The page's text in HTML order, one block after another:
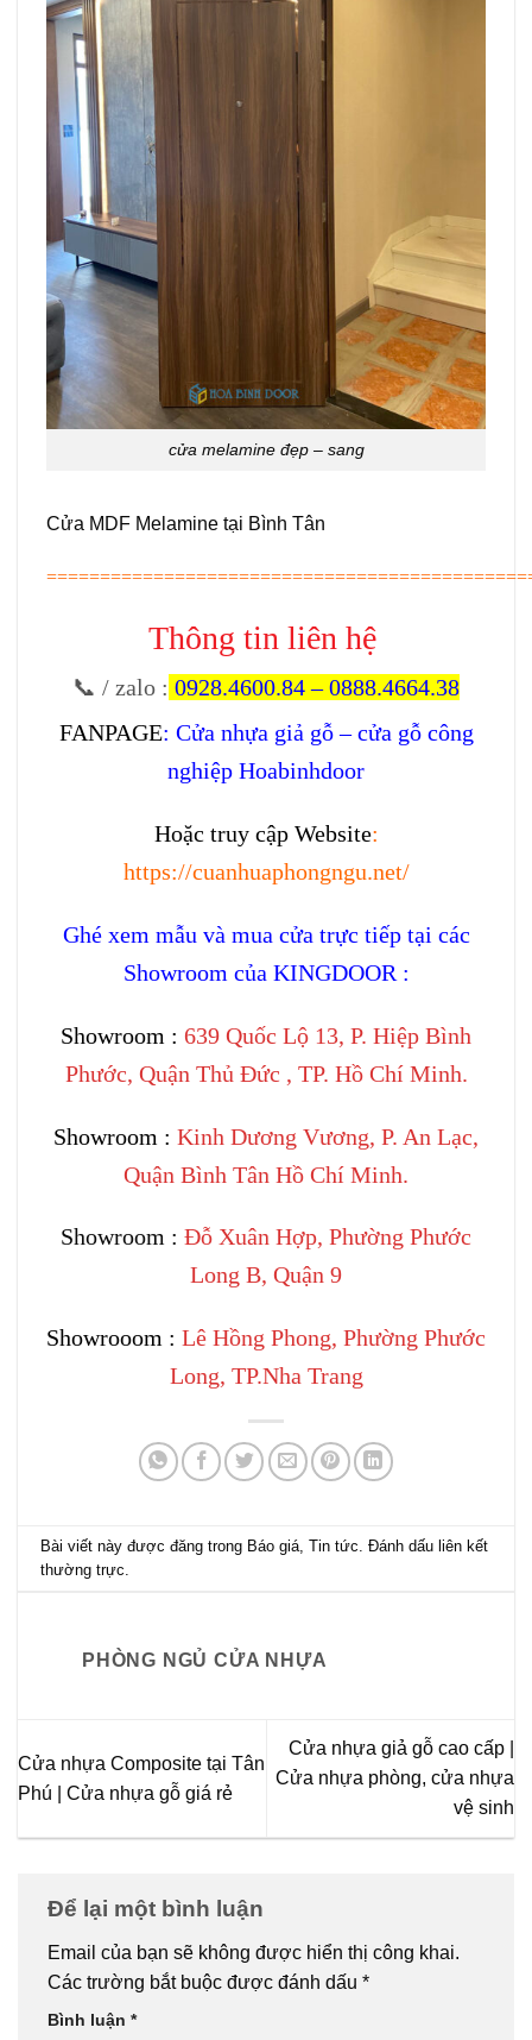
cửa melamine đẹp – sang
Cửa MDF Melamine tại Bình Tân
Thông tin liên hệ
📞 / zalo : 0928.4600.84–0888.4664.38
FANPAGE: Cửa nhựa giả gỗ – cửa gỗ công
nghiệp Hoabinhdoor
Hoặc truy cập Website:
https://cuanhuaphongngu.net/
Ghé xem mẫu và mua cửa trực tiếp tại các
Showroom của KINGDOOR :
Showroom : 639 Quốc Lộ 13, P. Hiệp Bình
Phước, Quận Thủ Đức , TP. Hồ Chí Minh.
Showroom : Kinh Dương Vương, P. An Lạc,
Quận Bình Tân Hồ Chí Minh.
Showroom : Đỗ Xuân Hợp, Phường Phước
Long B, Quận 9
Showrooom : Lê Hồng Phong, Phường Phước
Long, TP.Nha Trang
Bài viết này được đăng trong Báo giá ,Tin tức . Đánh dấuliên kết
thường trực
PHÒNG NGỦ CỬA NHỰA
Cửa nhựa Composite tại Tân
Phú | Cửa nhựa gỗ giá rẻ
Cửa nhựa giả gỗ cao cấp |
Cửa nhựa phòng, cửa nhựa
vệ sinh
Để lại một bình luận
Email của bạn sẽ không được hiển thị công khai.
Các trường bắt buộc được đánh dấu *
Bình luận *